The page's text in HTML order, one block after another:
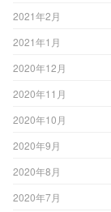
2021年2月
2021年1月
2020年12月
2020年11月
2020年10月
2020年9月
2020年8月
2020年7月